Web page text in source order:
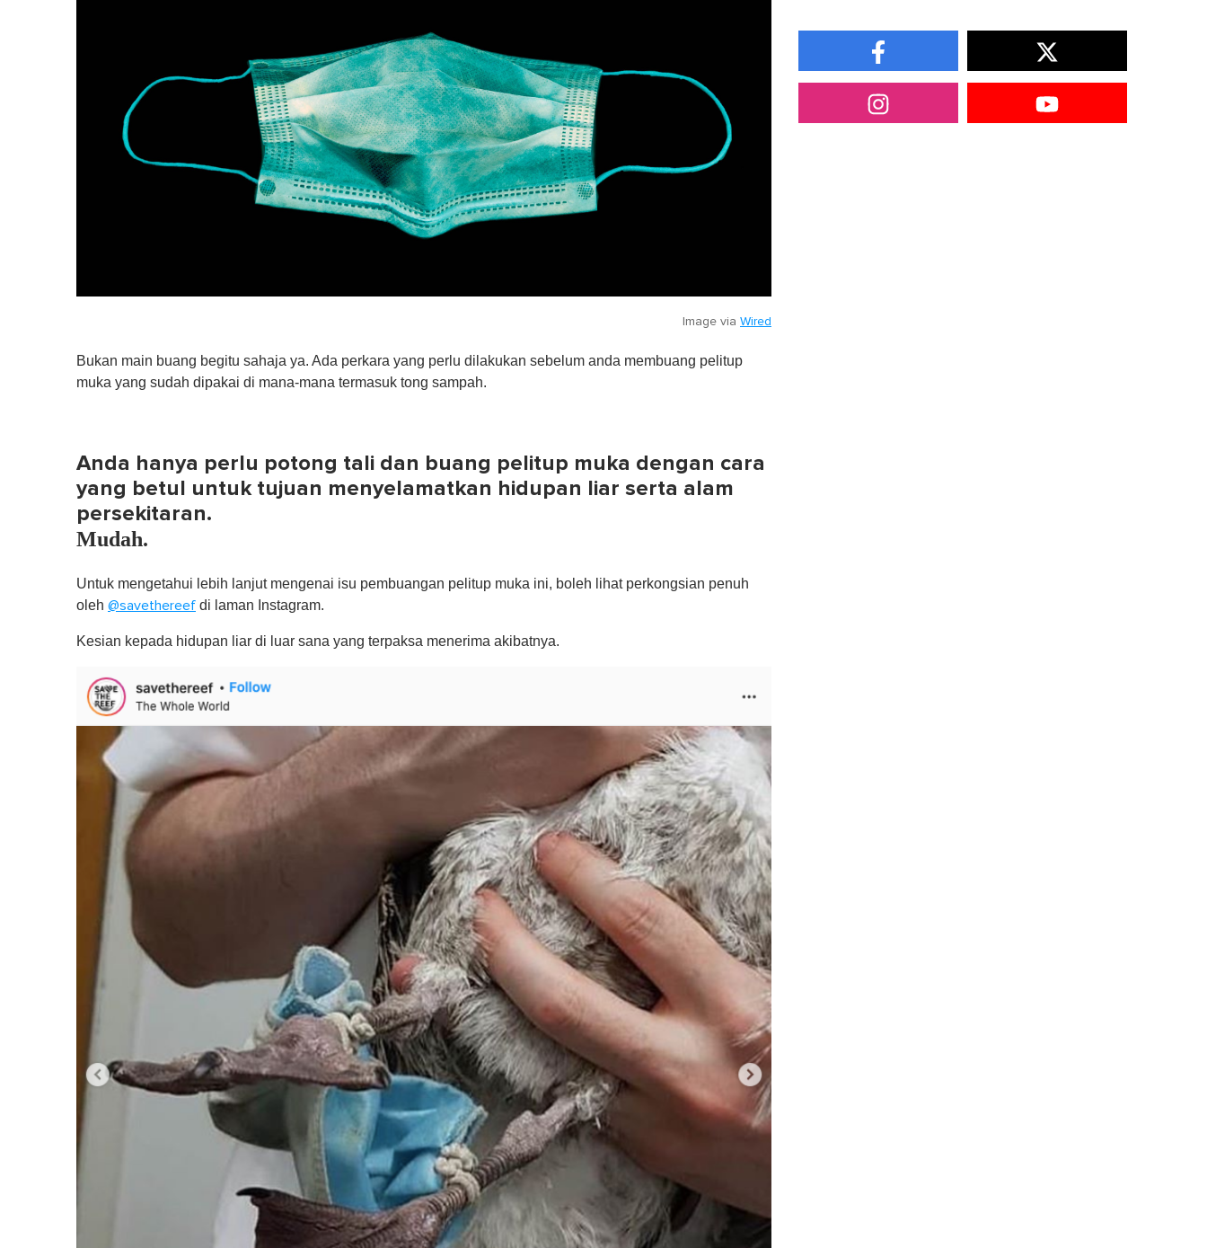
Image via Wired
Bukan main buang begitu sahaja ya. Ada perkara yang perlu dilakukan sebelum anda membuang pelitup
muka yang sudah dipakai di mana-mana termasuk tong sampah.
Anda hanya perlu potong tali dan buang pelitup muka dengan cara
yang betul untuk tujuan menyelamatkan hidupan liar serta alam
persekitaran.
Mudah.
Untuk mengetahui lebih lanjut mengenai isu pembuangan pelitup muka ini, boleh lihat perkongsian penuh
oleh @savethereef di laman Instagram.
Kesian kepada hidupan liar di luar sana yang terpaksa menerima akibatnya.